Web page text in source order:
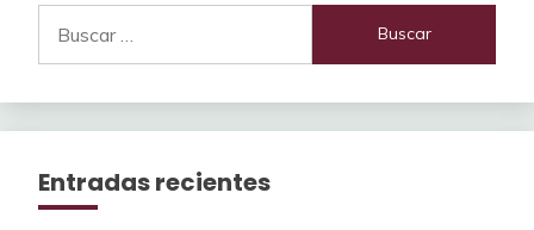
Entradas recientes